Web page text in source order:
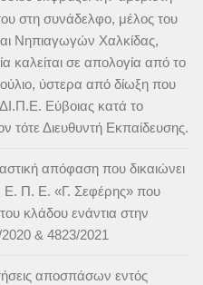
στη συνάδελφο, μέλος του
Νηπιαγωγών Χαλκίδας,
καλείται σε απολογία από το
ύστερα από δίωξη που
Εύβοιας κατά το
τότε Διευθυντή Εκπαίδευσης.
απόφαση που δικαιώνει
Ε. Π. Ε. «Γ. Σεφέρης» που
κλάδου ενάντια στην
& 4823/2021
αποσπάσων εντός